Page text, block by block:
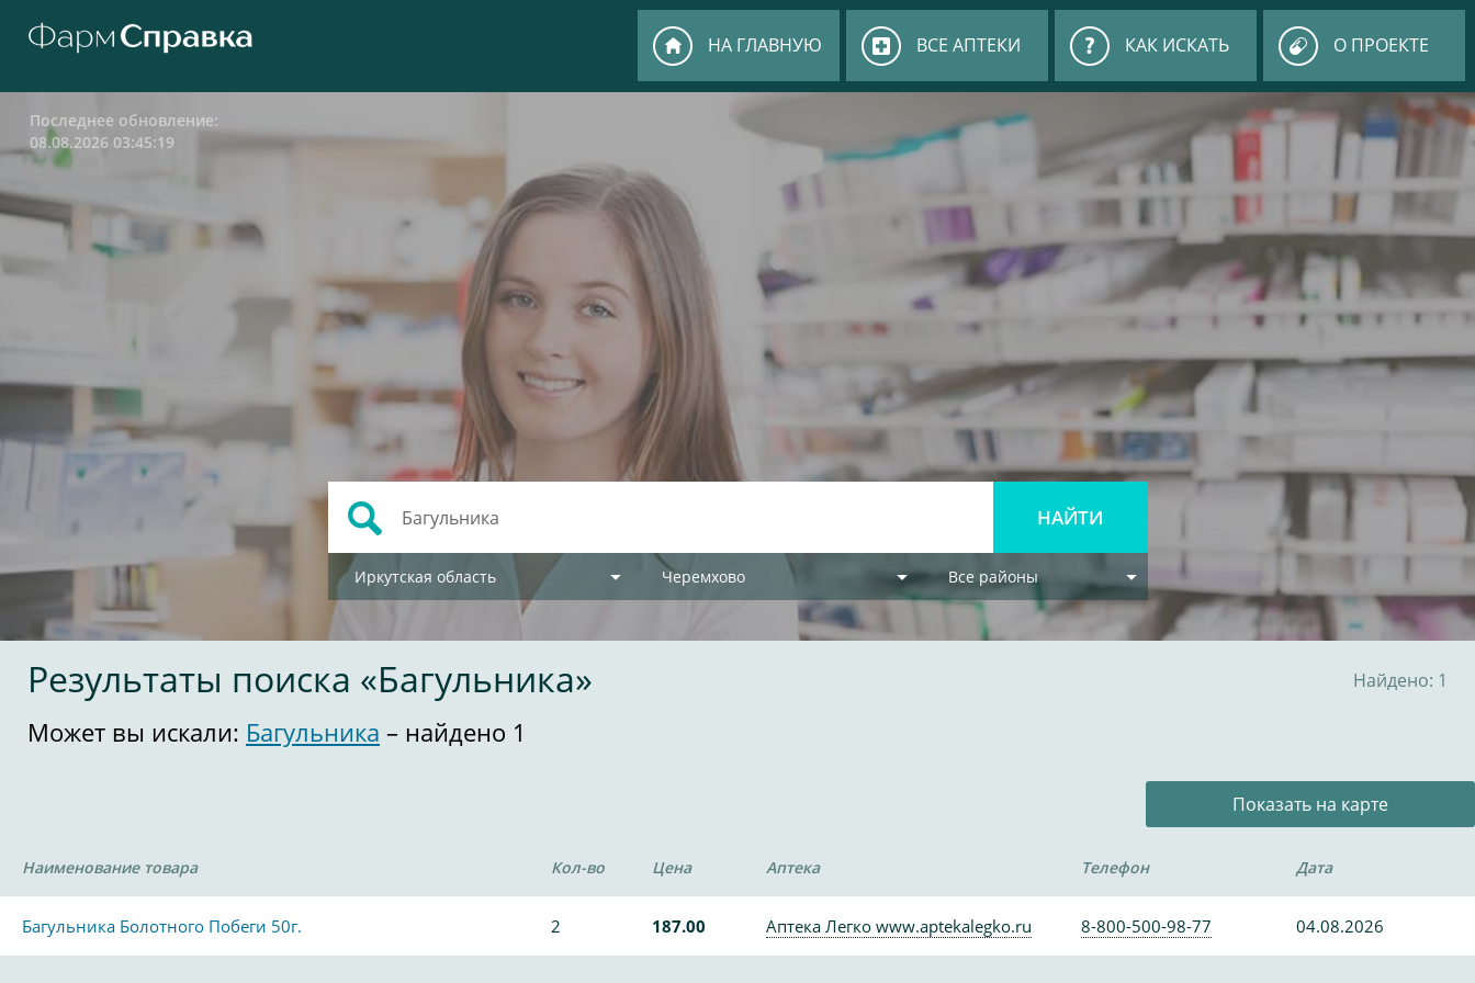
НА ГЛАВНУЮ ВСЕ АПТЕКИ КАК ИСКАТЬ О ПРОЕКТЕ
Последнее обновление:
08.08.2026 03:45:19
Иркутская область Черемхово Все районы
Результаты поиска «Багульника» Найдено: 1
Может вы искали: Багульника – найдено 1
Показать на карте
Наименование товара Кол-во Цена Аптека Телефон Дата
Багульника Болотного Побеги 50г. 2 187.00 Аптека Легко www.aptekalegko.ru 8-800-500-98-77 04.08.2026